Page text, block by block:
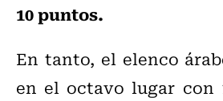
10 puntos.
En tanto, el elenco
en el octavo lugar con